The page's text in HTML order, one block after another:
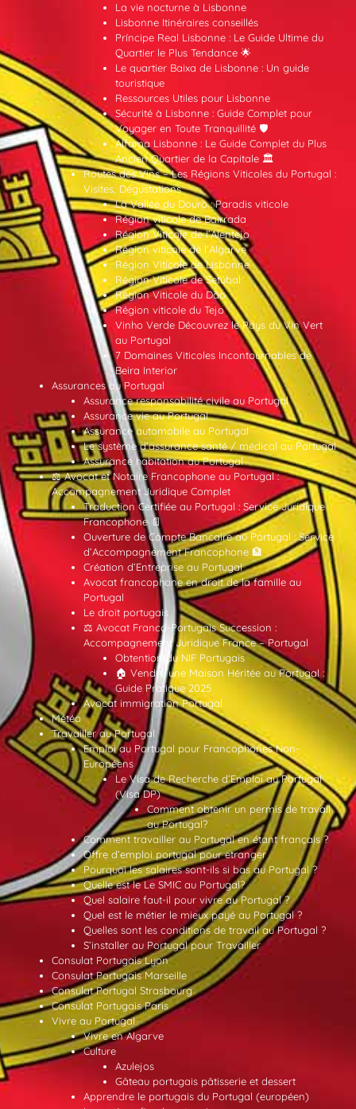
La vie nocturne à Lisbonne
Lisbonne Itinéraires conseillés
Príncipe Real Lisbonne : Le Guide Ultime du
Quartier le Plus Tendance 🌟
Le quartier Baixa de Lisbonne : Un guide
touristique
Ressources Utiles pour Lisbonne
Sécurité à Lisbonne : Guide Complet pour
Voyager en Toute Tranquillité 🛡️
Alfama Lisbonne : Le Guide Complet du Plus
Ancien Quartier de la Capitale 🏛️
Routes des Vins – Les Régions Viticoles du Portugal :
Visites, Dégustations
La Vallée du Douro : Paradis viticole
Région viticole de Bairrada
Région Viticole de l’Alentejo
Région viticole de l’Algarve
Région Viticole de Lisbonne
Région Viticole de Setúbal
Région Viticole du Dão
Région viticole du Tejo
Vinho Verde Découvrez le Pays du Vin Vert
au Portugal
7 Domaines Viticoles Incontournables de
Beira Interior
Assurances au Portugal
Assurance responsabilité civile au Portugal
Assurance vie au Portugal
Assurance automobile au Portugal
Le système d’assurance santé / médical au Portugal
Assurance habitation au Portugal
⚖️ Avocat et Notaire Francophone au Portugal :
Accompagnement Juridique Complet
Traduction Certifiée au Portugal : Service Juridique
Francophone 📄
Ouverture de Compte Bancaire au Portugal : Service
d’Accompagnement Francophone 🏦
Création d’Entreprise au Portugal
Avocat francophone en droit de la famille au
Portugal
Le droit portugais
⚖️ Avocat Franco-Portugais Succession :
Accompagnement Juridique France – Portugal
Obtention du NIF Portugais
🏠 Vendre une Maison Héritée au Portugal :
Guide Pratique 2025
Avocat immigration Portugal
Météo
Travailler au Portugal
Emploi au Portugal pour Francophones Non-
Européens
Le Visa de Recherche d’Emploi au Portugal
(Visa DP)
Comment obtenir un permis de travail
au Portugal?
Comment travailler au Portugal en étant français ?
Offre d’emploi portugal pour etranger
Pourquoi les salaires sont-ils si bas au Portugal ?
Quelle est le Le SMIC au Portugal?
Quel salaire faut-il pour vivre au Portugal ?
Quel est le métier le mieux payé au Portugal ?
Quelles sont les conditions de travail au Portugal ?
S’installer au Portugal pour Travailler
Consulat Portugais Lyon
Consulat Portugais Marseille
Consulat Portugal Strasbourg
Consulat Portugais Paris
Vivre au Portugal
Vivre en Algarve
Culture
Azulejos
Gâteau portugais pâtisserie et dessert
Apprendre le portugais du Portugal (européen)